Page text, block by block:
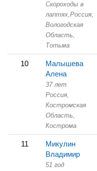
Скороходы в
лаптях,Россия,
Вологодская
Область,
Тотьма
10
Малышева
Алена
37 лет
Россия,
Костромская
Область,
Кострома
11
Микулин
Владимир
51 год